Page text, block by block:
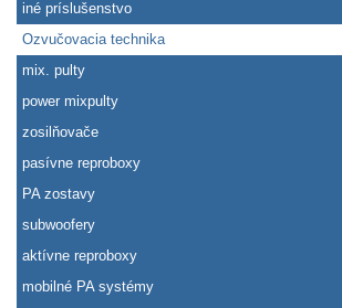
iné príslušenstvo
Ozvučovacia technika
mix. pulty
power mixpulty
zosilňovače
pasívne reproboxy
PA zostavy
subwoofery
aktívne reproboxy
mobilné PA systémy